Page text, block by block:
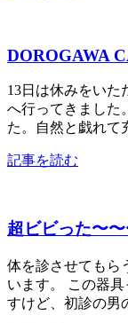
DOROGAWA
13日は休みをい
へ行ってきました
た。自然と戯れて
記事を読む
超ビビった〜
体を診させてもら
います。 この器
すけど、初診の男